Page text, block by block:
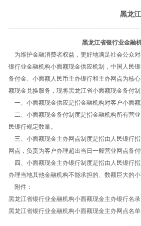
黑龙
黑龙江省银行业金融
为维护金融消费者权益，更好地满足社会公众
银行业金融机构小面额现金供应机制，中国人民
备付金、小面额人民币主办银行和主办网点为核
额现金兑换服务，现将黑龙江省小面额现金备付
一、小面额现金供应是指金融机构对客户小面
二、小面额现金备付制度是指金融机构所有营
民银行规定数量。
三、小面额现金主办网点制度是指由人民银行
网点，负责为客户办理超出当日一般营业网点备
四、小面额现金主办银行制度是指由人民银行
办理当地其他金融机构不能承担的、数额巨大的小
附件：
黑龙江省银行业金融机构小面额现金主办银行名录
黑龙江省银行业金融机构小面额现金主办网点名单